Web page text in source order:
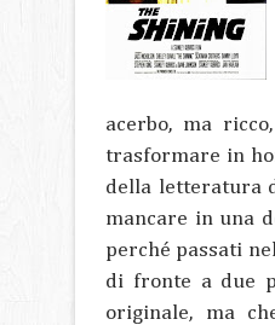
acerbo, ma
trasformare in
della letteratura
mancare in una
perché passati
di fronte a due
originale, ma